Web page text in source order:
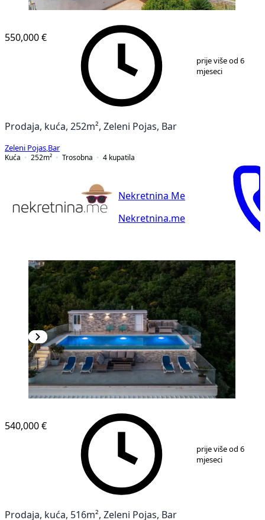
1 29
550,000 €
prije više od 6
mjeseci
Prodaja, kuća, 252m², Zeleni Pojas, Bar
Zeleni Pojas Bar
Kuća
252m² Trosobna 4 kupatila
Nekretnina Me
Nekretnina.me
1 13
540,000 €
prije više od 6
mjeseci
Prodaja, kuća, 516m², Zeleni Pojas, Bar